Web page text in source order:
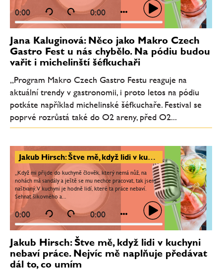
0:00 0:00
Jana Kaluginová: Něco jako Makro Czech
Gastro Fest u nás chybělo. Na pódiu budou
vařit i michelinští šéfkuchaři
„Program Makro Czech Gastro Festu reaguje na
aktuální trendy v gastronomii, i proto letos na pódiu
potkáte například michelinské šéfkuchaře. Festival se
poprvé rozrůstá také do O2 areny, před O2...
Jakub Hirsch: Štve mě, když lidi v kuchyni nebaví práce. Nejvíc mě naplňuje předávat dál to, co umím
„Když mi přijde do kuchyně člověk, který nemá nůž, na
nohách má sandály a ještě se mu nechce pracovat, tak jsem
naštvaný. V kuchyni je hodně lidí, které ta práce nebaví.
Sehnat šikovného a...
0:00 0:00
Jakub Hirsch: Štve mě, když lidi v kuchyni
nebaví práce. Nejvíc mě naplňuje předávat
dál to, co umím